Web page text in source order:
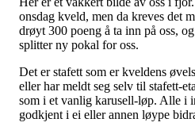
onsdag kveld, men da kreves det
drøyt 300 poeng å ta inn på oss,
splitter ny pokal for oss.
Det er stafett som er kveldens
eller har meldt seg selv til stafett-
som i et vanlig karusell-løp. Alle i
godkjent i ei eller annen løype